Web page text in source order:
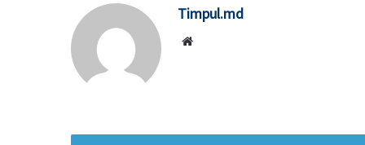
Timpul.md